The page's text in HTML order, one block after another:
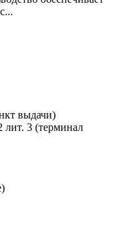
выдачи)
лит. 3 (терминал